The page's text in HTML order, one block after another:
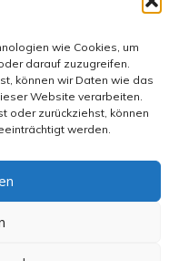
wie Cookies, um
darauf zuzugreifen.
können wir Daten wie das
Website verarbeiten.
oder zurückziehst, können
werden.